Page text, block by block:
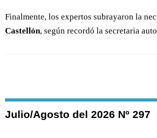
Finalmente, los expertos subrayaron la
Castellón, según recordó la secretaria
Julio/Agosto del 2026 Nº 297